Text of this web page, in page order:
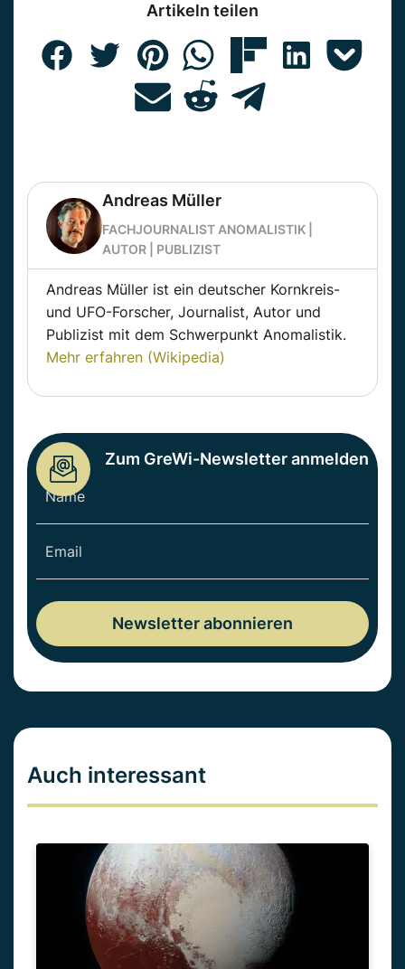
Artikeln teilen
Andreas Müller
FACHJOURNALIST ANOMALISTIK |
AUTOR | PUBLIZIST
Andreas Müller ist ein deutscher Kornkreis-
und UFO-Forscher, Journalist, Autor und
Publizist mit dem Schwerpunkt Anomalistik.
Mehr erfahren (Wikipedia)
Zum GreWi-Newsletter anmelden
Auch interessant